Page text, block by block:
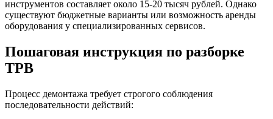
инструментов составляет около 15-20 тысяч рублей. Однако
существуют бюджетные варианты или возможность аренды
оборудования у специализированных сервисов.
Пошаговая инструкция по разборке
ТРВ
Процесс демонтажа требует строгого соблюдения
последовательности действий: